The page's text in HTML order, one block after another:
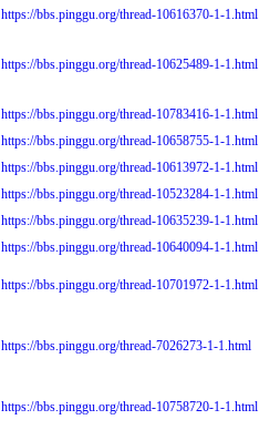
https://bbs.pinggu.org/thread-10616370-1-1.html
https://bbs.pinggu.org/thread-10625489-1-1.html
https://bbs.pinggu.org/thread-10783416-1-1.html
https://bbs.pinggu.org/thread-10658755-1-1.html
https://bbs.pinggu.org/thread-10613972-1-1.html
https://bbs.pinggu.org/thread-10523284-1-1.html
https://bbs.pinggu.org/thread-10635239-1-1.html
https://bbs.pinggu.org/thread-10640094-1-1.html
https://bbs.pinggu.org/thread-10701972-1-1.html
https://bbs.pinggu.org/thread-7026273-1-1.html
https://bbs.pinggu.org/thread-10758720-1-1.html